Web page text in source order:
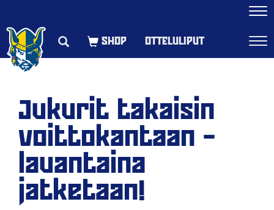
OTTELULIPUT
Jukurit takaisin
voittokantaan –
lauantaina
jatketaan!